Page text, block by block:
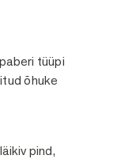
tüüpi
õhuke
pind,